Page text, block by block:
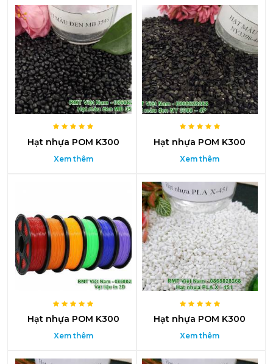
Hạt nhựa POM K300
Xem thêm
Hạt nhựa POM K300
Xem thêm
Hạt nhựa POM K300
Xem thêm
Hạt nhựa POM K300
Xem thêm